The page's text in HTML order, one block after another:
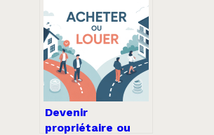
légales et
efficaces
Devenir
propriétaire ou